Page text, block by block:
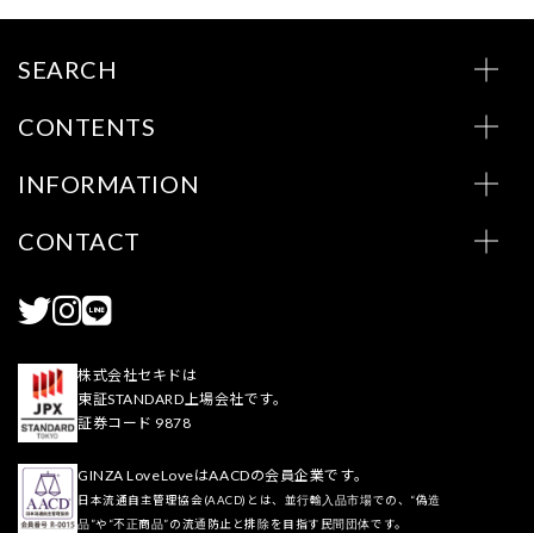
SEARCH
CONTENTS
INFORMATION
CONTACT
株式会社セキドは
東証STANDARD上場会社です。
証券コード 9878
GINZA LoveLoveはAACDの会員企業です。
日本流通自主管理協会(AACD)とは、並行輸入品市場での、“偽造
品”や“不正商品”の流通防止と排除を目指す民間団体です。